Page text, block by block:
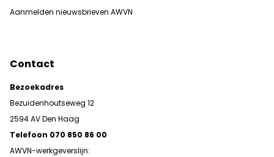
Aanmelden nieuwsbrieven AWVN
Contact
Bezoekadres
Bezuidenhoutseweg 12
2594 AV Den Haag
Telefoon 070 850 86 00
AWVN-werkgeverslijn: